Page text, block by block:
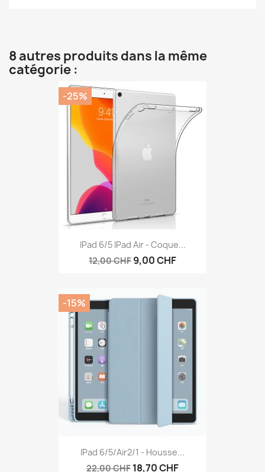
8 autres produits dans la même
catégorie :
IPad 6/5 IPad Air - Coque...
12,00 CHF 9,00 CHF
-25%
IPad 6/5/air2/1 - Housse...
22,00 CHF 18,70 CHF
-15%